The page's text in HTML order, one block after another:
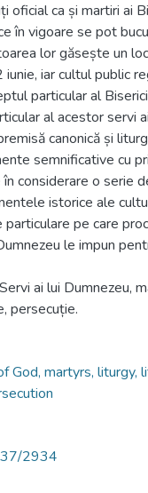
oficial ca și martiri ai
în vigoare se pot
lor găsește un
iar cultul public
particular al
al acestor servi
canonică și
semnificative cu
considerare o serie
istorice ale
pe care
le impun
ai lui Dumnezeu,
persecuție.
God, martyrs, liturgy,
2934